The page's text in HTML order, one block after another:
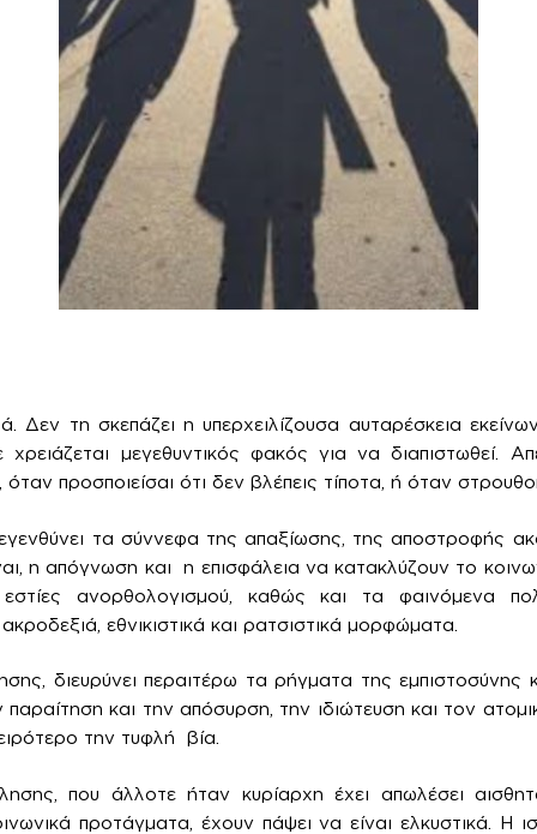
Δεν τη σκεπάζει η υπερχειλίζουσα αυταρέσκεια
χρειάζεται μεγεθυντικός φακός για να διαπιστωθεί.
προσποιείσαι ότι δεν βλέπεις τίποτα, ή όταν
τα σύννεφα της απαξίωσης, της αποστροφής
η απόγνωση και η επισφάλεια να κατακλύζουν το
ανορθολογισμού, καθώς και τα φαινόμενα
εθνικιστικά και ρατσιστικά μορφώματα.
διευρύνει περαιτέρω τα ρήγματα της εμπιστοσύνης
και την απόσυρση, την ιδιώτευση και τον
την τυφλή βία.
που άλλοτε ήταν κυρίαρχη έχει απωλέσει
προτάγματα, έχουν πάψει να είναι ελκυστικά. Η